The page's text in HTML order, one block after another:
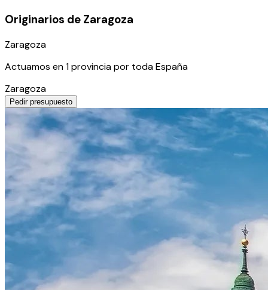
Originarios de Zaragoza
Zaragoza
Actuamos en1provinciapor toda España
Zaragoza
Pedir presupuesto